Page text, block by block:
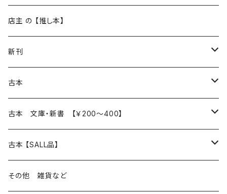
再入荷
新入荷
再入荷
店主 の 【推し本】
新刊
本 の あれこれ
読書のこと
本屋のこと
文芸
近代小説 エッセイ 戯曲（日本人作家）
現代小説 エッセイ 戯曲（日本人作家）
日々 の できこと
日常の 風景 群像
生き方 ライフスタイル
古本
本 の あれこれ
読書のこと
本屋のこと
日本文学
小説 エッセイ 戯曲（日本人作家）
海外文学
古本 文庫・新書 【￥200～400】
日本文学
小説 エッセイ 戯曲
海外文学
古本 【SALL品】
20％OFF
その他 雑貨など